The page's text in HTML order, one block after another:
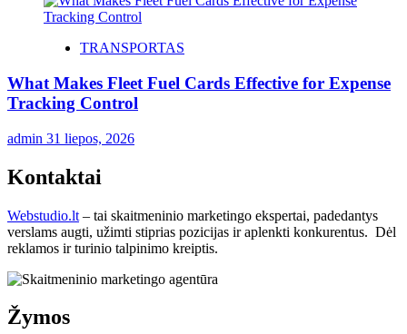
TRANSPORTAS
What Makes Fleet Fuel Cards Effective for Expense
Tracking Control
admin 31 liepos, 2026
Kontaktai
Webstudio.lt – tai skaitmeninio marketingo ekspertai, padedantys
verslams augti, užimti stiprias pozicijas ir aplenkti konkurentus. Dėl
reklamos ir turinio talpinimo kreiptis.
Žymos